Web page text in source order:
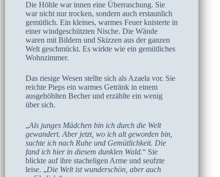
Die Höhle war innen eine Überraschung. Sie
war nicht nur trocken, sondern auch erstaunlich
gemütlich. Ein kleines, warmes Feuer knisterte in
einer windgeschützten Nische. Die Wände
waren mit Bildern und Skizzen aus der ganzen
Welt geschmückt. Es wirkte wie ein gemütliches
Wohnzimmer.
Das riesige Wesen stellte sich als Azaela vor. Sie
reichte Pieps ein warmes Getränk in einem
ausgehöhlten Becher und erzählte ein wenig
über sich.
„Als junges Mädchen bin ich durch die Welt
gewandert. Aber jetzt, wo ich alt geworden bin,
suchte ich nach Ruhe und Gemütlichkeit. Die
fand ich hier in diesem dunklen Wald.“ Sie
blickte auf ihre stacheligen Arme und seufzte
leise. „Die Welt ist wunderschön, aber auch